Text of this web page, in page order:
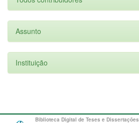
Assunto
Instituição
Biblioteca Digital de Teses e Dissertações